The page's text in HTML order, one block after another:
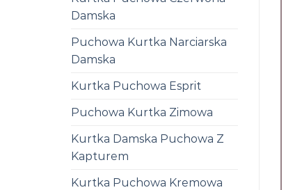
Damska
Puchowa Kurtka Narciarska
Damska
Kurtka Puchowa Esprit
Puchowa Kurtka Zimowa
Kurtka Damska Puchowa Z
Kapturem
Kurtka Puchowa Kremowa